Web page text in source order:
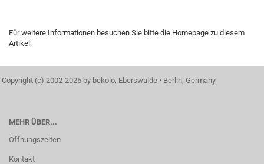
Für weitere Informationen besuchen Sie bitte die Homepage zu diesem
Artikel.
Copyright (c) 2002-2025 by bekolo, Eberswalde • Berlin, Germany
MEHR ÜBER...
Öffnungszeiten
Kontakt